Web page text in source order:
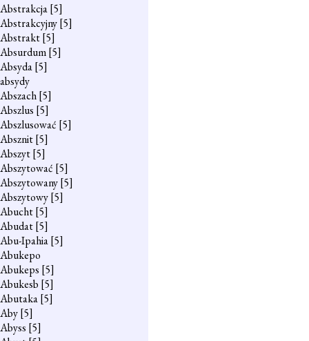
Abstrakcja[5]
Abstrakcyjny[5]
Abstrakt[5]
Absurdum[5]
Absyda[5]
absydy
Abszach[5]
Abszlus [5]
Abszlusować [5]
Absznit[5]
Abszyt[5]
Abszytować [5]
Abszytowany[5]
Abszytowy[5]
Abucht[5]
Abudat[5]
Abu-Ipahia[5]
Abukepo
Abukeps [5]
Abukesb [5]
Abutaka[5]
Aby[5]
Abyss [5]